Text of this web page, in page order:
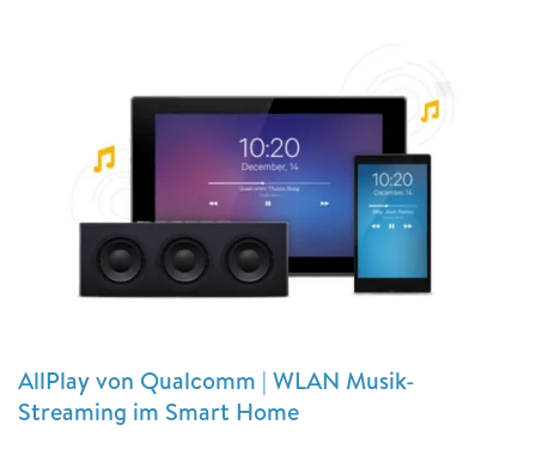
AllPlay von Qualcomm | WLAN Musik-
Streaming im Smart Home